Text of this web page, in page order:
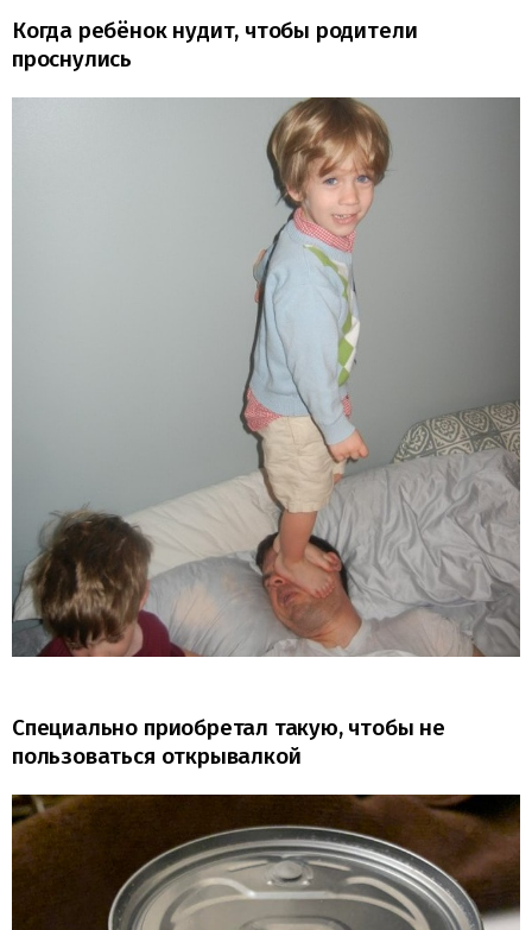
Когда ребёнок нудит, чтобы родители
проснулись
Специально приобретал такую, чтобы не
пользоваться открывалкой